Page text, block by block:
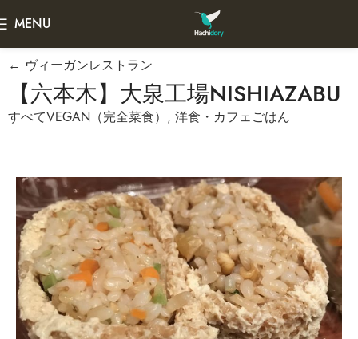
MENU
← ヴィーガンレストラン
【六本木】大泉工場NISHIAZABU
すべてVEGAN（完全菜食） , 洋食・カフェごはん